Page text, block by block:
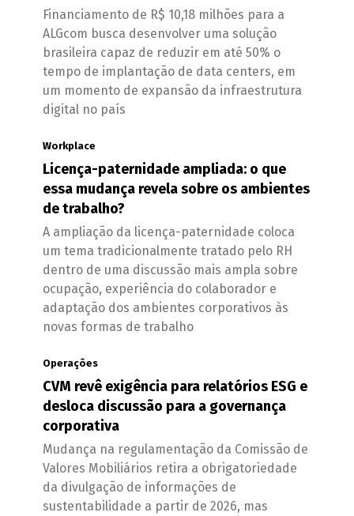
Financiamento de R$ 10,18 milhões para a
ALGcom busca desenvolver uma solução
brasileira capaz de reduzir em até 50% o
tempo de implantação de data centers, em
um momento de expansão da infraestrutura
digital no país
Workplace
Licença-paternidade ampliada: o que
essa mudança revela sobre os ambientes
de trabalho?
A ampliação da licença-paternidade coloca
um tema tradicionalmente tratado pelo RH
dentro de uma discussão mais ampla sobre
ocupação, experiência do colaborador e
adaptação dos ambientes corporativos às
novas formas de trabalho
Operações
CVM revê exigência para relatórios ESG e
desloca discussão para a governança
corporativa
Mudança na regulamentação da Comissão de
Valores Mobiliários retira a obrigatoriedade
da divulgação de informações de
sustentabilidade a partir de 2026, mas